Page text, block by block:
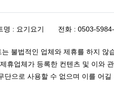
명 : 요기요기 전화 : 0503-
는 불법적인 업체와 제휴를 하지 않
휴업체가 등록한 컨텐츠 및 이와
단으로 사용할 수 없으며 이를 어